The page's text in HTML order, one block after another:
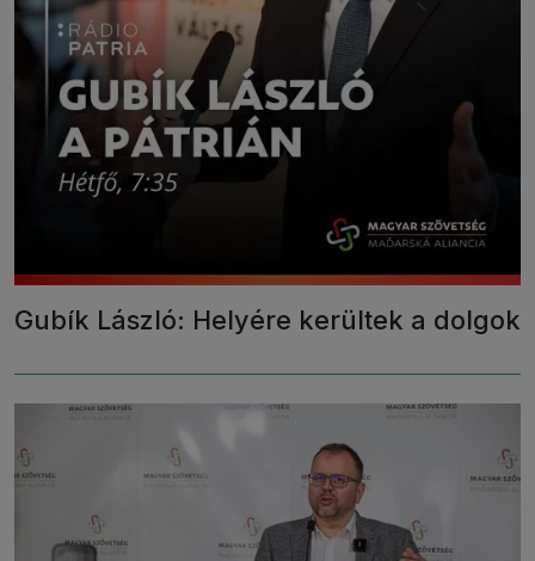
Gubík László: Helyére kerültek a dolgok